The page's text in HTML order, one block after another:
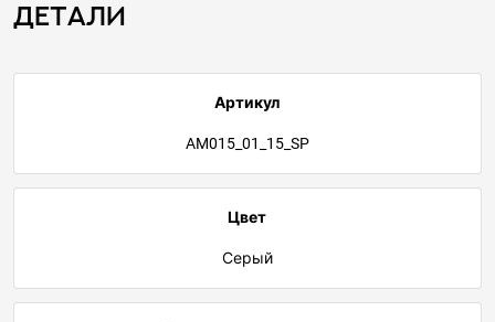
Детали
Артикул
AM015_01_15_SP
Цвет
Серый